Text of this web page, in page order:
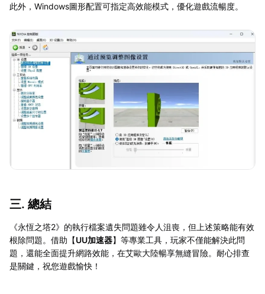
此外，Windows圖形配置可指定高效能模式，優化遊戲流暢度。
三. 總結
《永恆之塔2》的執行檔案遺失問題雖令人沮喪，但上述策略能有效
根除問題。借助【UU加速器】等專業工具，玩家不僅能解決此問
題，還能全面提升網路效能，在艾歐大陸暢享無縫冒險。耐心排查
是關鍵，祝您遊戲愉快！